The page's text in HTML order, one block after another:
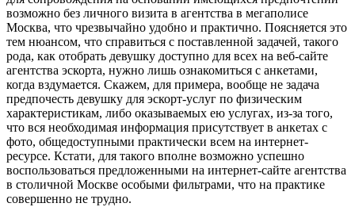
возможно без личного визита в агентства в мегаполисе
Москва, что чрезвычайно удобно и практично. Поясняется это
тем нюансом, что справиться с поставленной задачей, такого
рода, как отобрать девушку доступно для всех на веб-сайте
агентства эскорта, нужно лишь ознакомиться с анкетами,
когда вздумается. Скажем, для примера, вообще не задача
предпочесть девушку для эскорт-услуг по физическим
характеристикам, либо оказываемых ею услугах, из-за того,
что вся необходимая информация присутствует в анкетах с
фото, общедоступными практически всем на интернет-
ресурсе. Кстати, для такого вполне возможно успешно
воспользоваться предложенными на интернет-сайте агентства
в столичной Москве особыми фильтрами, что на практике
совершенно не трудно.